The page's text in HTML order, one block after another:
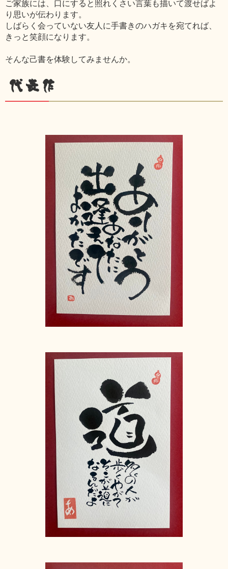
ご家族には、口にすると照れくさい言葉も描いて渡せばよ
り思いが伝わります。
しばらく会っていない友人に手書きのハガキを宛てれば、
きっと笑顔になります。
そんな己書を体験してみませんか。
代表作